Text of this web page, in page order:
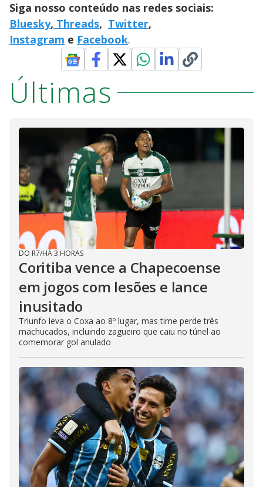
Siga nosso conteúdo nas redes sociais:
Bluesky, Threads, Twitter,
Instagram e Facebook.
Últimas
DO R7/HÁ 3 HORAS
Coritiba vence a Chapecoense
em jogos com lesões e lance
inusitado
Triunfo leva o Coxa ao 8º lugar, mas time perde três
machucados, incluindo zagueiro que caiu no túnel ao
comemorar gol anulado